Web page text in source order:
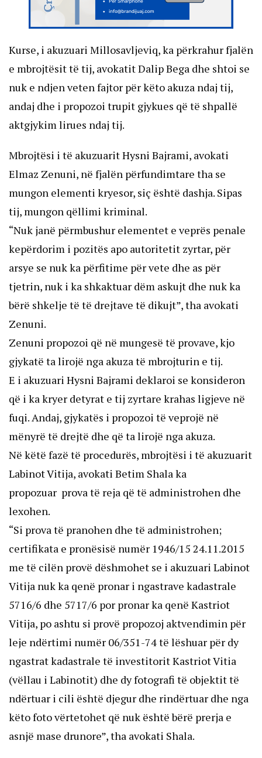
Kurse, i akuzuari Millosavljeviq, ka përkrahur fjalën
e mbrojtësit të tij, avokatit Dalip Bega dhe shtoi se
nuk e ndjen veten fajtor për këto akuza ndaj tij,
andaj dhe i propozoi trupit gjykues që të shpallë
aktgjykim lirues ndaj tij.
Mbrojtësi i të akuzuarit Hysni Bajrami, avokati
Elmaz Zenuni, në fjalën përfundimtare tha se
mungon elementi kryesor, siç është dashja. Sipas
tij, mungon qëllimi kriminal.
“Nuk janë përmbushur elementet e veprës penale
kepërdorim i pozitës apo autoritetit zyrtar, për
arsye se nuk ka përfitime për vete dhe as për
tjetrin, nuk i ka shkaktuar dëm askujt dhe nuk ka
bërë shkelje të të drejtave të dikujt”, tha avokati
Zenuni.
Zenuni propozoi që në mungesë të provave, kjo
gjykatë ta lirojë nga akuza të mbrojturin e tij.
E i akuzuari Hysni Bajrami deklaroi se konsideron
që i ka kryer detyrat e tij zyrtare krahas ligjeve në
fuqi. Andaj, gjykatës i propozoi të veprojë në
mënyrë të drejtë dhe që ta lirojë nga akuza.
Në këtë fazë të procedurës, mbrojtësi i të akuzuarit
Labinot Vitija, avokati Betim Shala ka
propozuar prova të reja që të administrohen dhe
lexohen.
“Si prova të pranohen dhe të administrohen;
certifikata e pronësisë numër 1946/15 24.11.2015
me të cilën provë dëshmohet se i akuzuari Labinot
Vitija nuk ka qenë pronar i ngastrave kadastrale
5716/6 dhe 5717/6 por pronar ka qenë Kastriot
Vitija, po ashtu si provë propozoj aktvendimin për
leje ndërtimi numër 06/351-74 të lëshuar për dy
ngastrat kadastrale të investitorit Kastriot Vitia
(vëllau i Labinotit) dhe dy fotografi të objektit të
ndërtuar i cili është djegur dhe rindërtuar dhe nga
këto foto vërtetohet që nuk është bërë prerja e
asnjë mase drunore”, tha avokati Shala.